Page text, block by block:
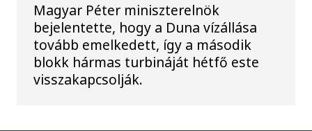
Magyar Péter miniszterelnök
bejelentette, hogy a Duna vízállása
tovább emelkedett, így a második
blokk hármas turbináját hétfő este
visszakapcsolják.